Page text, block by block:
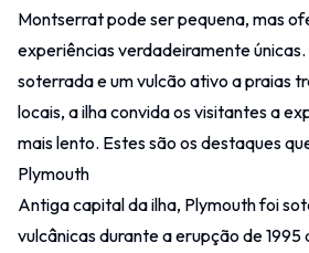
Montserrat pode ser pequena, mas
experiências verdadeiramente
soterrada e um vulcão ativo a praias
locais, a ilha convida os visitantes a
mais lento. Estes são os destaques
Plymouth
Antiga capital da ilha, Plymouth foi
vulcânicas durante a erupção de